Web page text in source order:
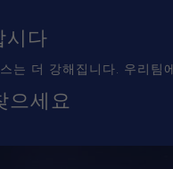
시다
더 강해집니다. 우리팀
으세요